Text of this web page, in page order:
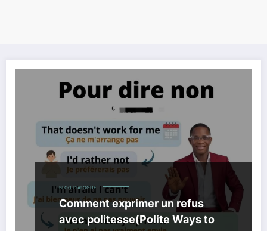
BLOG DIALOGUE
Comment exprimer un refus
avec politesse(Polite Ways to